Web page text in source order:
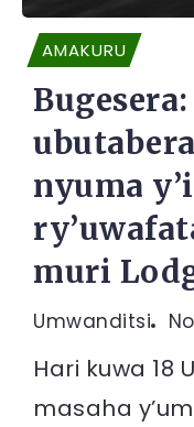
AMAKURU
nyuma
muri
Umwanditsi
Hari kuwa 18
masaha